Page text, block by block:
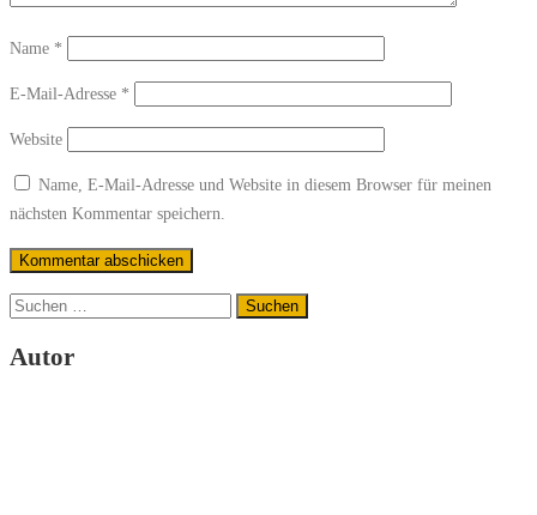
Name *
E-Mail-Adresse *
Website
Name, E-Mail-Adresse und Website in diesem Browser für meinen
nächsten Kommentar speichern.
Suchen
Autor